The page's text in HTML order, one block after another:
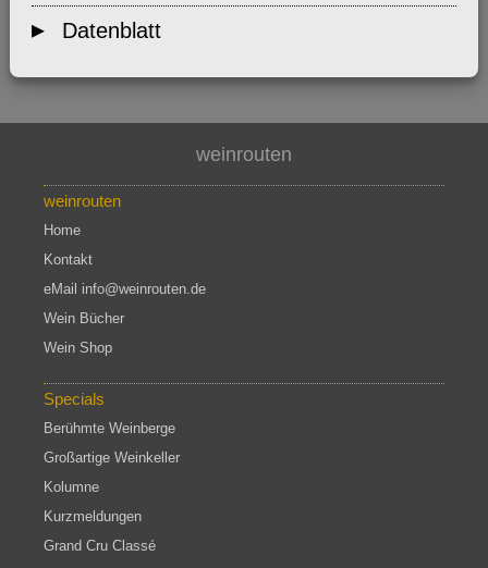
Datenblatt
weinrouten
weinrouten
Home
Kontakt
eMail info@weinrouten.de
Wein Bücher
Wein Shop
Specials
Berühmte Weinberge
Großartige Weinkeller
Kolumne
Kurzmeldungen
Grand Cru Classé